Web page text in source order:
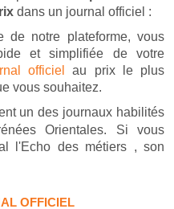
dans un journal officiel :
de notre plateforme, vous
et simplifiée de votre
officiel
au prix le plus
vous souhaitez.
un des journaux habilités
Orientales. Si vous
l'Echo des métiers , son
OFFICIEL